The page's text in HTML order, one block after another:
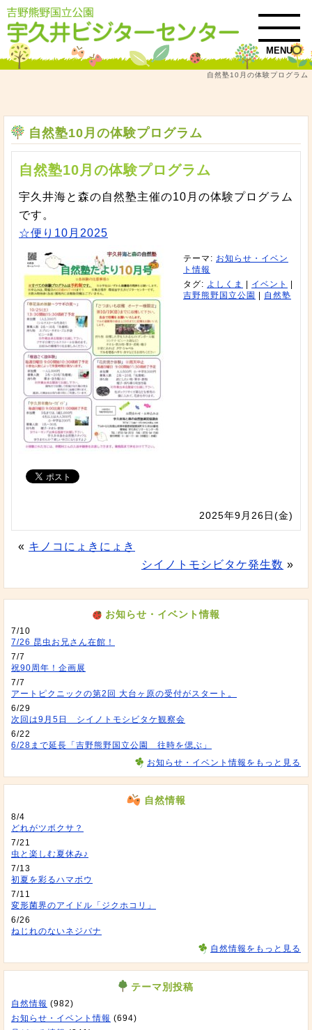
MENU
自然塾10月の体験プログラム
自然塾10月の体験プログラム
自然塾10月の体験プログラム
宇久井海と森の自然塾主催の10月の体験プログラム
です。
☆便り10月2025
テーマ: お知らせ・イベン
ト情報
タグ: よしくま イベント
吉野熊野国立公園
自然塾
2025年9月26日(金)
« キノコにょきにょき
シイノトモシビタケ発生数 »
お知らせ・イベント情報
7/10
7/26 昆虫お兄さん在館！
7/7
祝90周年！企画展
7/7
アートピクニックの第2回 大台ヶ原の受付がスタート。
6/29
次回は9月5日 シイノトモシビタケ観察会
6/22
6/28まで延長「吉野熊野国立公園 往時を偲ぶ」
お知らせ・イベント情報をもっと見る
自然情報
8/4
どれがツボクサ？
7/21
虫と楽しむ夏休み♪
7/13
初夏を彩るハマボウ
7/11
変形菌界のアイドル「ジクホコリ」
6/26
ねじれのないネジバナ
自然情報をもっと見る
テーマ別投稿
自然情報 (982)
お知らせ・イベント情報 (694)